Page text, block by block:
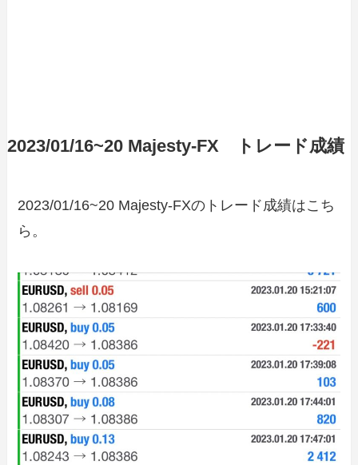
2023/01/16~20 Majesty-FX トレード成績
2023/01/16~20 Majesty-FXのトレード成績はこち
ら。